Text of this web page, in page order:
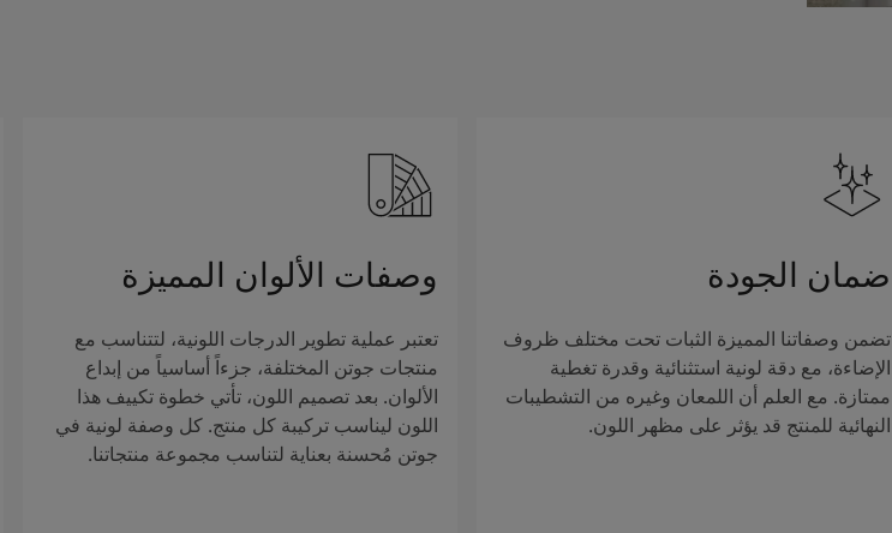
ضمان الجودة
تضمن وصفاتنا المميزة الثبات تحت مختلف ظروف
الإضاءة، مع دقة لونية استثنائية وقدرة تغطية
ممتازة. مع العلم أن اللمعان وغيره من التشطيبات
النهائية للمنتج قد يؤثر على مظهر اللون.
وصفات الألوان المميزة
تعتبر عملية تطوير الدرجات اللونية، لتتناسب مع
منتجات جوتن المختلفة، جزءاً أساسياً من إبداع
الألوان. بعد تصميم اللون، تأتي خطوة تكييف هذا
اللون ليناسب تركيبة كل منتج. كل وصفة لونية في
جوتن مُحسنة بعناية لتناسب مجموعة منتجاتنا.